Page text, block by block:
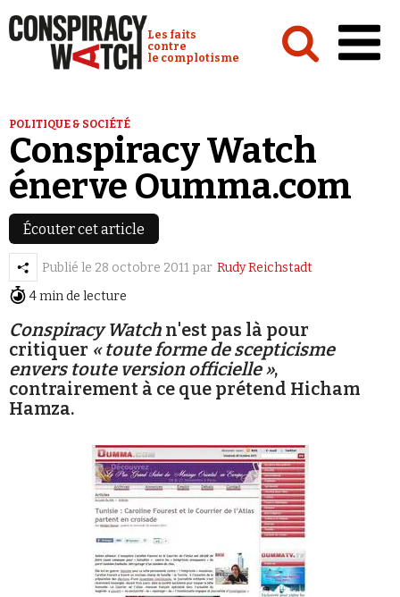
Conspiracy Watch :
Les faits
contre
le complotisme
Analyses
Conspipédia
Vidéos
Émissions
Newsletter
Faire un don
Demander à Vera
POLITIQUE & SOCIÉTÉ
Conspiracy Watch
énerve Oumma.com
Écouter cet article
Publié le 28 octobre 2011 par Rudy Reichstadt
4 min de lecture
Conspiracy Watch n'est pas là pour
critiquer « toute forme de scepticisme
envers toute version officielle »,
contrairement à ce que prétend Hicham
Hamza.